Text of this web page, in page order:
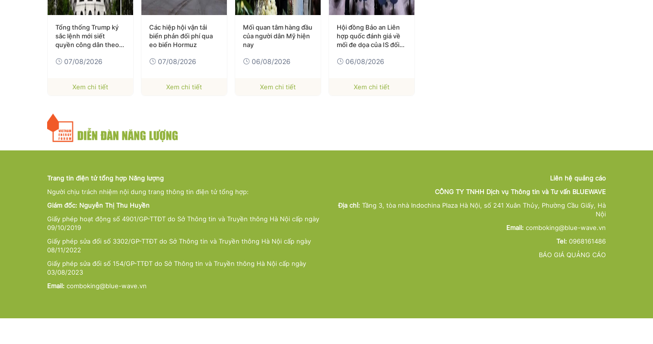
Tổng thống Trump ký
sắc lệnh mới siết
quyền công dân theo
chống “du lịch sinh
07/08/2026
Xem chi tiết
Các hiệp hội vận tải
biển phản đối phí qua
eo biển Hormuz
07/08/2026
Xem chi tiết
Mối quan tâm hàng đầu
của người dân Mỹ hiện
nay
06/08/2026
Xem chi tiết
Hội đồng Bảo an Liên
hợp quốc đánh giá về
mối đe dọa của IS đối
quốc tế
06/08/2026
Xem chi tiết
Trang tin điện tử tổng hợp Năng lượng
Người chịu trách nhiệm nội dung trang thông tin điện tử tổng hợp:
Giám đốc: Nguyễn Thị Thu Huyền
Giấy phép hoạt động số 4901/GP-TTĐT do Sở Thông tin và Truyền thông Hà Nội cấp ngày
09/10/2019
Giấy phép sửa đổi số 3302/GP-TTĐT do Sở Thông tin và Truyền thông Hà Nội cấp ngày
08/11/2022
Giấy phép sửa đổi số 154/GP-TTĐT do Sở Thông tin và Truyền thông Hà Nội cấp ngày
03/08/2023
Email: comboking@blue-wave.vn
Liên hệ quảng cáo
CÔNG TY TNHH Dịch vụ Thông tin và Tư vấn BLUEWAVE
Địa chỉ: Tầng 3, tòa nhà Indochina Plaza Hà Nội, số 241 Xuân Thủy, Phường Cầu Giấy, Hà
Nội
Email: comboking@blue-wave.vn
Tel: 0968161486
BÁO GIÁ QUẢNG CÁO